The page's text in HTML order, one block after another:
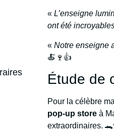
«L’enseigne
ont été
«Notre enseigne
🍝🍷👍
Étude de
Pour la célèbre
pop-up store à
extraordinaires.